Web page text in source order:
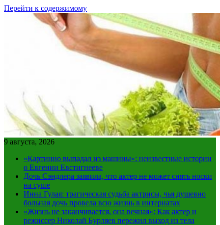
Перейти к содержимому
9 августа, 2026
«Картинно выпадал из машины»: неизвестные истории
о Евгении Евстигнееве
Дочь Сэндлера заявила, что актер не может снять носки
на суше
Инна Гулая: трагическая судьба актрисы, чья душевно
больная дочь провела всю жизнь в интернатах
«Жизнь не заканчивается, она вечная»: Как актер и
режиссер Николай Бурляев пережил выход из тела